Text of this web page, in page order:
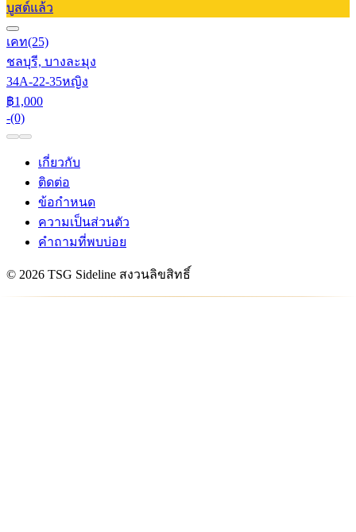
บูสต์แล้ว
เคท(25)
ชลบุรี, บางละมุง
34A-22-35หญิง
฿1,000
-(0)
เกี่ยวกับ
ติดต่อ
ข้อกำหนด
ความเป็นส่วนตัว
คำถามที่พบบ่อย
© 2026 TSG Sideline สงวนลิขสิทธิ์